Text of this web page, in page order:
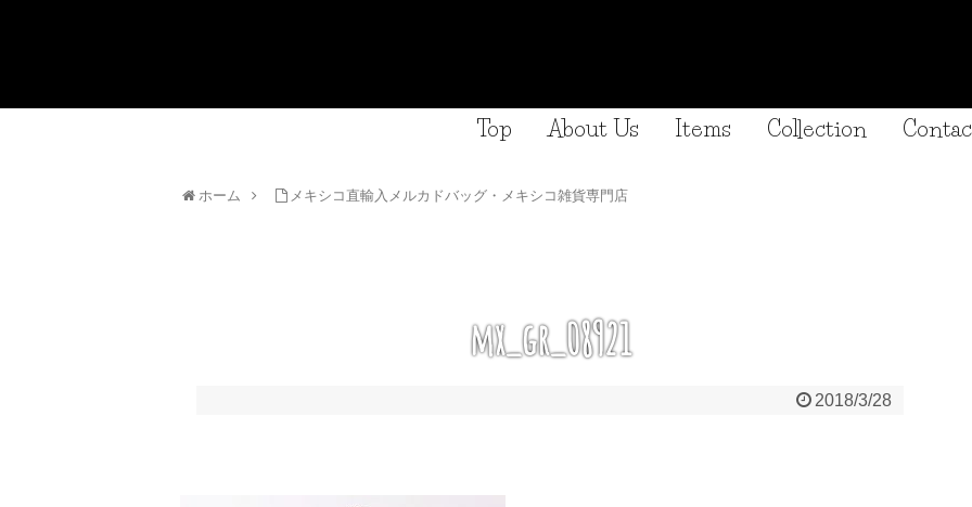
Top About Us Items Collection
ホーム メキシコ直輸入メルカドバッグ・メキシコ雑貨専門店
mx_gr_08921
2018/3/28